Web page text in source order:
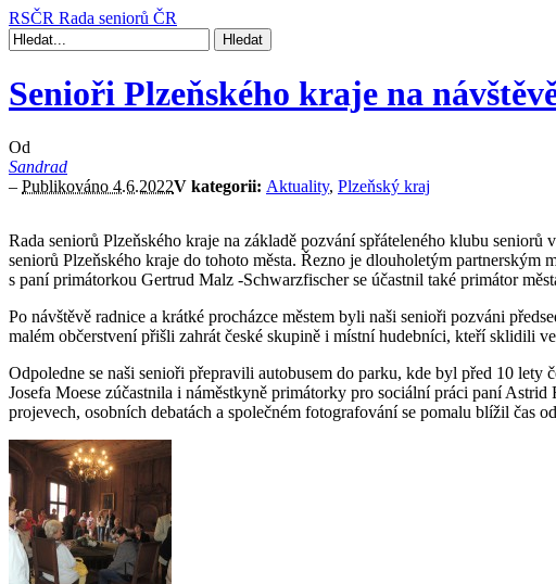
RSČR Rada seniorů ČR
Senioři Plzeňského kraje na
Od
Sandrad
– Publikováno 4.6.2022V kategorii: Aktuality, Plzeňský kraj
Rada seniorů Plzeňského kraje na základě pozvání spřáteleného klubu
seniorů Plzeňského kraje do tohoto města. Řezno je dlouholetým partnerským
s paní primátorkou Gertrud Malz -Schwarzfischer se účastnil také primátor
Po návštěvě radnice a krátké procházce městem byli naši senioři pozváni
malém občerstvení přišli zahrát české skupině i místní hudebníci, kteří sklidili
Odpoledne se naši senioři přepravili autobusem do parku, kde byl před 10
Josefa Moese zúčastnila i náměstkyně primátorky pro sociální práci paní
projevech, osobních debatách a společném fotografování se pomalu blížil čas